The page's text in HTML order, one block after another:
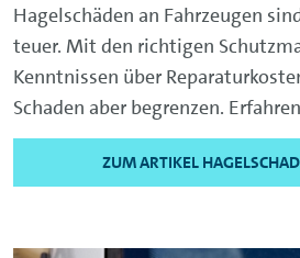
Hagelschäden an Fahrzeugen
teuer. Mit den richtigen
Kenntnissen über
Schaden aber begrenzen.
ZUM ARTIKEL